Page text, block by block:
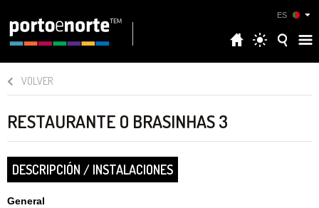
ES
VOLVER
RESTAURANTE O BRASINHAS 3
DESCRIPCIÓN / INSTALACIONES
General